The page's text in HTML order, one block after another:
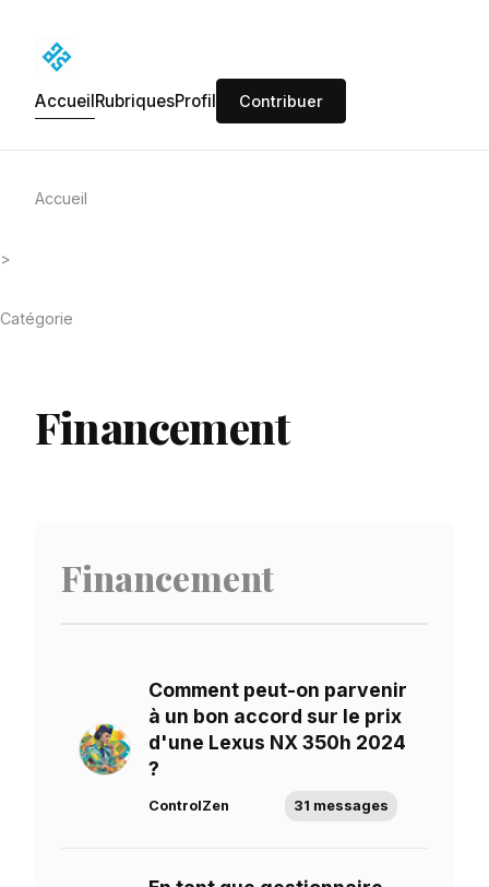
AccueilRubriquesProfil Contribuer
Accueil
>
Catégorie
Financement
Financement
Comment peut-on parvenir
à un bon accord sur le prix
d'une Lexus NX 350h 2024
?
ControlZen 31 messages